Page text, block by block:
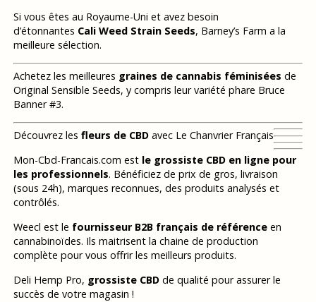
Si vous êtes au Royaume-Uni et avez besoin
d’étonnantes Cali Weed Strain Seeds, Barney’s Farm a la
meilleure sélection.
Achetez les meilleures graines de cannabis féminisées de
Original Sensible Seeds, y compris leur variété phare Bruce
Banner #3.
Découvrez les fleurs de CBDavec Le Chanvrier Français
Mon-Cbd-Francais.com est le grossiste CBD en ligne pour
les professionnels. Bénéficiez de prix de gros, livraison
(sous 24h), marques reconnues, des produits analysés et
contrôlés.
Weecl est le fournisseur B2B français de référenceen
cannabinoïdes. Ils maitrisent la chaine de production
complète pour vous offrir les meilleurs produits.
Deli Hemp Pro, grossiste CBDde qualité pour assurer le
succès de votre magasin !